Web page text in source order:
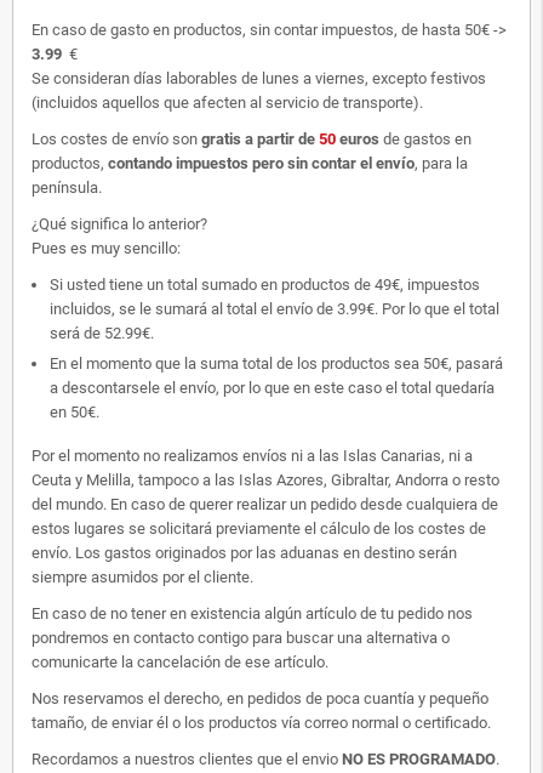
En caso de gasto en productos, sin contar impuestos, de hasta 50€ ->
3.99 €
Se consideran días laborables de lunes a viernes, excepto festivos
(incluidos aquellos que afecten al servicio de transporte).
Los costes de envío son gratis a partir de 50 euros de gastos en
productos, contando impuestos pero sin contar el envío, para la
península.
¿Qué significa lo anterior?
Pues es muy sencillo:
Si usted tiene un total sumado en productos de 49€, impuestos
incluidos, se le sumará al total el envío de 3.99€. Por lo que el total
será de 52.99€.
En el momento que la suma total de los productos sea 50€, pasará
a descontarsele el envío, por lo que en este caso el total quedaría
en 50€.
Por el momento no realizamos envíos ni a las Islas Canarias, ni a
Ceuta y Melilla, tampoco a las Islas Azores, Gibraltar, Andorra o resto
del mundo. En caso de querer realizar un pedido desde cualquiera de
estos lugares se solicitará previamente el cálculo de los costes de
envío. Los gastos originados por las aduanas en destino serán
siempre asumidos por el cliente.
En caso de no tener en existencia algún artículo de tu pedido nos
pondremos en contacto contigo para buscar una alternativa o
comunicarte la cancelación de ese artículo.
Nos reservamos el derecho, en pedidos de poca cuantía y pequeño
tamaño, de enviar él o los productos vía correo normal o certificado.
Recordamos a nuestros clientes que el envio NO ES PROGRAMADO.